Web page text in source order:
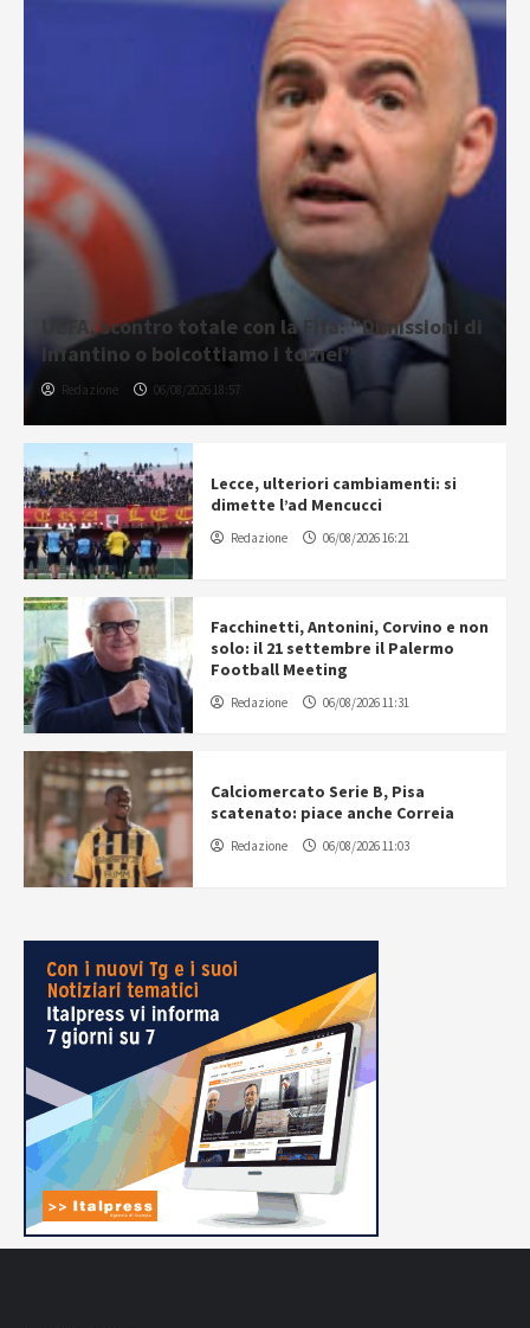
UEFA, scontro totale con la Fifa: “Dimissioni di
Infantino o boicottiamo i tornei”
Redazione 06/08/2026 18:57
Lecce, ulteriori cambiamenti: si
dimette l’ad Mencucci
Redazione 06/08/2026 16:21
Facchinetti, Antonini, Corvino e non
solo: il 21 settembre il Palermo
Football Meeting
Redazione 06/08/2026 11:31
Calciomercato Serie B, Pisa
scatenato: piace anche Correia
Redazione 06/08/2026 11:03